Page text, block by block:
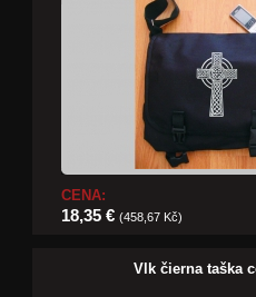
CENA:
18,35 € (458,67 Kč)
Vlk čierna taška